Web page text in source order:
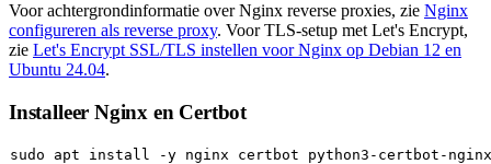
Voor achtergrondinformatie over Nginx reverse proxies, zie Nginx
configureren als reverse proxy. Voor TLS-setup met Let's Encrypt,
zie Let's Encrypt SSL/TLS instellen voor Nginx op Debian 12 en
Ubuntu 24.04.
Installeer Nginx en Certbot
sudo